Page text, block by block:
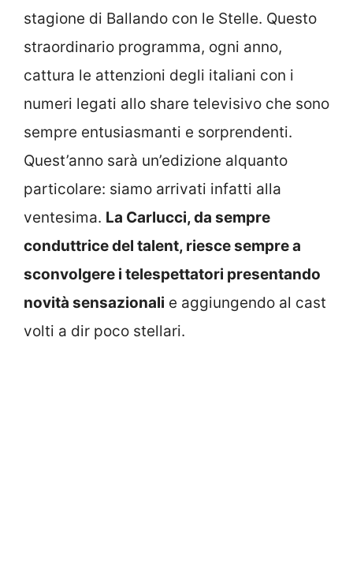
stagione di Ballando con le Stelle. Questo
straordinario programma, ogni anno,
cattura le attenzioni degli italiani con i
numeri legati allo share televisivo che sono
sempre entusiasmanti e sorprendenti.
Quest’anno sarà un’edizione alquanto
particolare: siamo arrivati infatti alla
ventesima. La Carlucci, da sempre
conduttrice del talent, riesce sempre a
sconvolgere i telespettatori presentando
novità sensazionali e aggiungendo al cast
volti a dir poco stellari.